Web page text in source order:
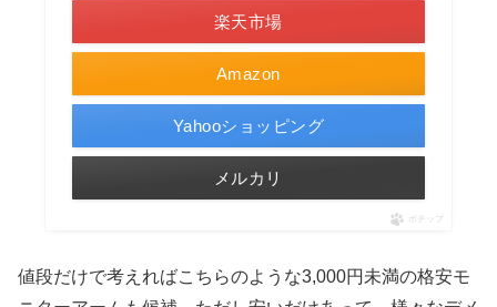
Amazon
楽天市場
Yahooショッピング
メルカリ
ポチップ
値段だけで考えればこちらのような3,000円未満の格安モ